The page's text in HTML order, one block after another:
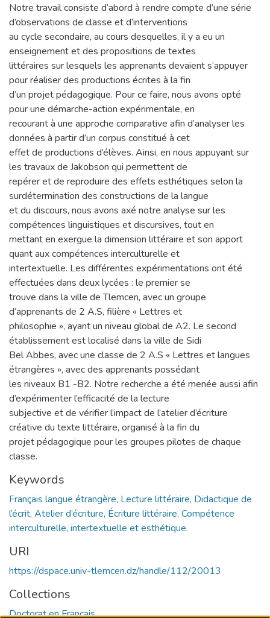
Notre travail consiste d’abord à rendre compte d’une série
d’observations de classe et d’interventions
au cycle secondaire, au cours desquelles, il y a eu un
enseignement et des propositions de textes
littéraires sur lesquels les apprenants devaient s’appuyer
pour réaliser des productions écrites à la fin
d’un projet pédagogique. Pour ce faire, nous avons opté
pour une démarche-action expérimentale, en
recourant à une approche comparative afin d’analyser les
données à partir d’un corpus constitué à cet
effet de productions d’élèves. Ainsi, en nous appuyant sur
les travaux de Jakobson qui permettent de
repérer et de reproduire des effets esthétiques selon la
surdétermination des constructions de la langue
et du discours, nous avons axé notre analyse sur les
compétences linguistiques et discursives, tout en
mettant en exergue la dimension littéraire et son apport
quant aux compétences interculturelle et
intertextuelle. Les différentes expérimentations ont été
effectuées dans deux lycées : le premier se
trouve dans la ville de Tlemcen, avec un groupe
d’apprenants de 2 A.S, filière « Lettres et
philosophie », ayant un niveau global de A2. Le second
établissement est localisé dans la ville de Sidi
Bel Abbes, avec une classe de 2 A.S « Lettres et langues
étrangères », avec des apprenants possédant
les niveaux B1 -B2. Notre recherche a été menée aussi afin
d’expérimenter l’efficacité de la lecture
subjective et de vérifier l’impact de l’atelier d’écriture
créative du texte littéraire, organisé à la fin du
projet pédagogique pour les groupes pilotes de chaque
classe.
Keywords
Français langue étrangère, Lecture littéraire, Didactique de
l’écrit, Atelier d’écriture, Écriture littéraire, Compétence
interculturelle, intertextuelle et esthétique.
URI
https://dspace.univ-tlemcen.dz/handle/112/20013
Collections
Doctorat en Français